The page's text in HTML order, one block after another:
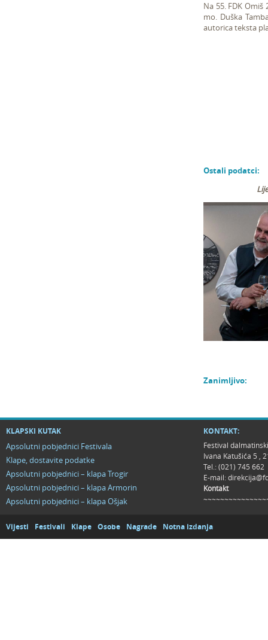
Na 55. FDK
mo. Duška
autorica teksta
Ostali podatci:
Zanimljivo:
KLAPSKI KUTAK
Apsolutni pobjednici Festivala
Klape, dostavite podatke
Apsolutni pobjednici – klapa Trogir
Apsolutni pobjednici – klapa Armorin
Apsolutni pobjednici – klapa Ošjak
KONTAKT:
Festival
Ivana Katušića 5 ,
Tel.: (021) 745 662
E-mail:
Kontakt
Vijesti Festivali Klape Osobe Nagrade Notna izdanja